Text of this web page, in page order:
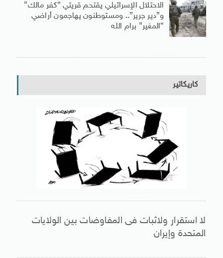
الاحتلال الإسرائيلي يقتحم قريتي “كفر مالك”
و”دير جرير”.. ومستوطنون يهاجمون أراضي
“المغير” برام الله
كاريكاتير
لا استقرار ولاثبات فى المفاوضات بين الولايات
المتحدة وإيران